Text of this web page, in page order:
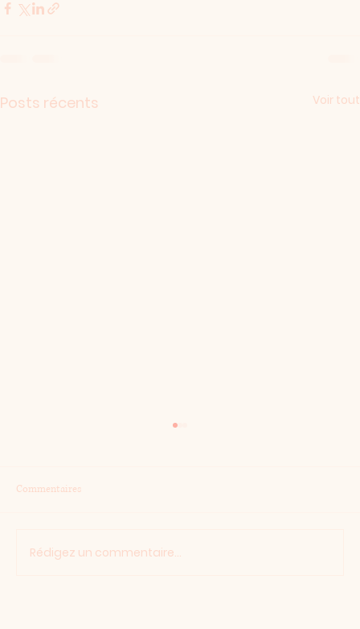
Posts récents Voir tout
Commentaires
Rédigez un commentaire...